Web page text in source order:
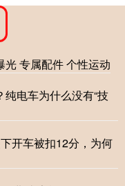
专属配件 个性运动
电车为什么没有“技
开车被扣12分，为何